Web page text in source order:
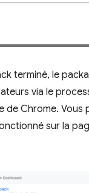
terminé, le
via le
de Chrome. Vous
sur la